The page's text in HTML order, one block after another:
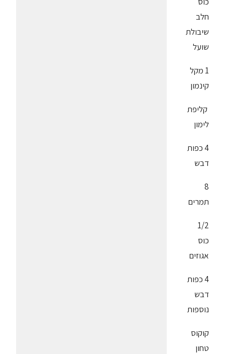
חלב
שיבולת
שועל
1 מקל
קינמון
קליפת
לימון
4 כפות
דבש
8
תמרים
1/2
כוס
אגוזים
4 כפות
דבש
נוספות
קוקוס
טחון